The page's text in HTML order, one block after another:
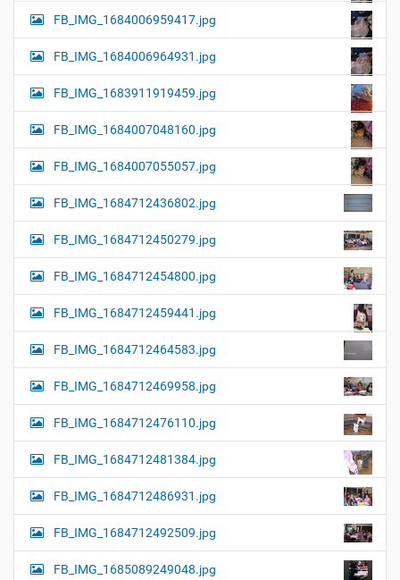
FB_IMG_1684006959417.jpg
FB_IMG_1684006964931.jpg
FB_IMG_1683911919459.jpg
FB_IMG_1684007048160.jpg
FB_IMG_1684007055057.jpg
FB_IMG_1684712436802.jpg
FB_IMG_1684712450279.jpg
FB_IMG_1684712454800.jpg
FB_IMG_1684712459441.jpg
FB_IMG_1684712464583.jpg
FB_IMG_1684712469958.jpg
FB_IMG_1684712476110.jpg
FB_IMG_1684712481384.jpg
FB_IMG_1684712486931.jpg
FB_IMG_1684712492509.jpg
FB_IMG_1685089249048.jpg